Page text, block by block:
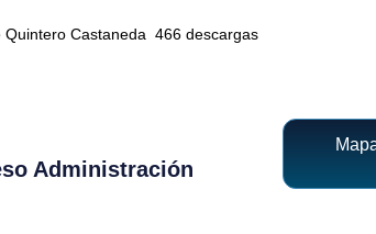
Quintero Castaneda 466 descargas
Administración